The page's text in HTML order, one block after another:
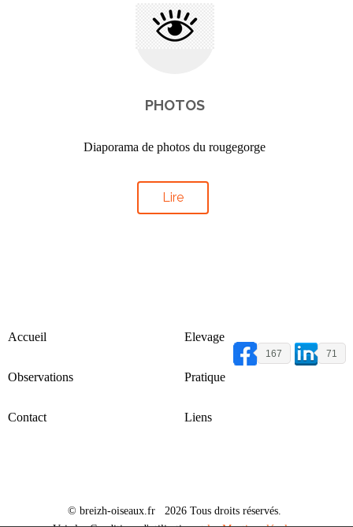
167 71
PHOTOS
Diaporama de photos du rougegorge
Lire
Accueil Elevage
Observations Pratique
Contact Liens
© breizh-oiseaux.fr 2026 Tous droits réservés.